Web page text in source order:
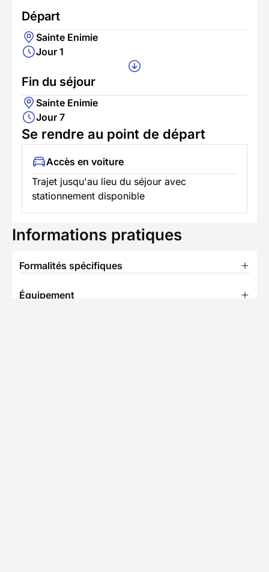
Départ
Sainte Enimie
Jour 1
Fin du séjour
Sainte Enimie
Jour 7
Se rendre au point de départ
Accès en voiture
Trajet jusqu'au lieu du séjour avec
stationnement disponible
Informations pratiques
Formalités spécifiques
Équipement